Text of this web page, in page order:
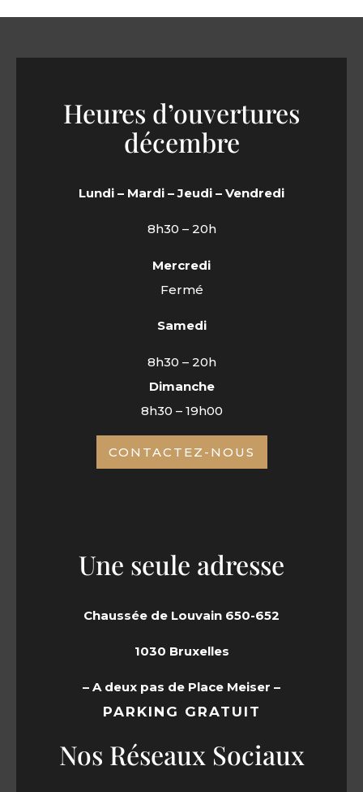
Heures d’ouvertures
décembre
Lundi – Mardi – Jeudi – Vendredi
8h30 – 20h
Mercredi
Fermé
Samedi
8h30 – 20h
Dimanche
8h30 – 19h00
CONTACTEZ-NOUS
Une seule adresse
Chaussée de Louvain 650-652
1030 Bruxelles
– A deux pas de Place Meiser –
PARKING GRATUIT
Nos Réseaux Sociaux